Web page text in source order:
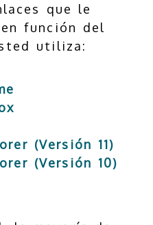
que le
función del
utiliza:
(Versión 11)
(Versión 10)